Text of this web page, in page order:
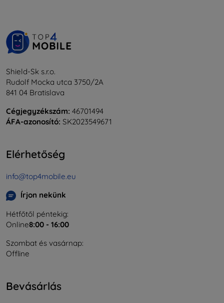
Shield-Sk s.r.o.
Rudolf Mocka utca 3750/2A
841 04 Bratislava
Cégjegyzékszám: 46701494
ÁFA-azonosító: SK2023549671
Elérhetőség
info@top4mobile.eu
Írjon nekünk
Hétfőtől péntekig:
Online8:00 - 16:00
Szombat és vasárnap:
Offline
Bevásárlás